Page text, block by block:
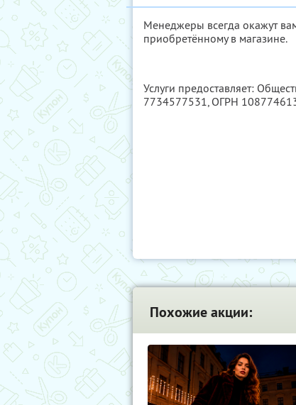
Менеджеры всегда окажут
приобретённому в магазине.
Услуги предоставляет:
7734577531, ОГРН
Похожие акции: